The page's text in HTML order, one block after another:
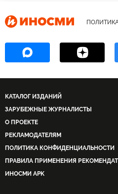
КАТАЛОГ ИЗДАНИЙ
ЗАРУБЕЖНЫЕ ЖУРНАЛИСТЫ
О ПРОЕКТЕ
РЕКЛАМОДАТЕЛЯМ
ПОЛИТИКА КОНФИДЕНЦИАЛЬНОСТИ
ПРАВИЛА ПРИМЕНЕНИЯ
ИНОСМИ APK